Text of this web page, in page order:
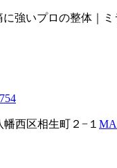
強いプロの整体｜
西区相生町２−１